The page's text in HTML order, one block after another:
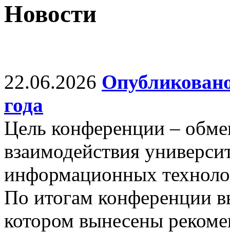
Новости
22.06.2026
года
Цель конференции –
взаимодействия
информационных
По итогам конференции
котором вынесены